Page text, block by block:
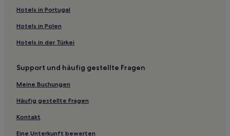
Hotels nahe Bahnhof Bekesbourne
Hotels nahe Bahnhof Chestfield & Swalecliffe
Hotels nahe Bahnhof Canterbury West
Stourmouth Hotels
Sandwich Hotels
Norton Hotels
Barham Hotels
Hotels nahe Saint Thomas the Apostle
Hotels in Portugal
Hotels in Polen
Hotels in der Türkei
Support und häufig gestellte Fragen
Meine Buchungen
Häufig gestellte Fragen
Kontakt
Eine Unterkunft bewerten